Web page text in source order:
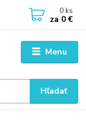
Menu
Hľadať
0 ks
za 0 €